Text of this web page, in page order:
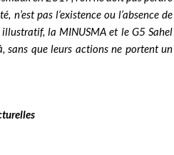
pas l’existence ou l’absence de
la MINUSMA et le G5 Sahel
sans que leurs actions ne portent un